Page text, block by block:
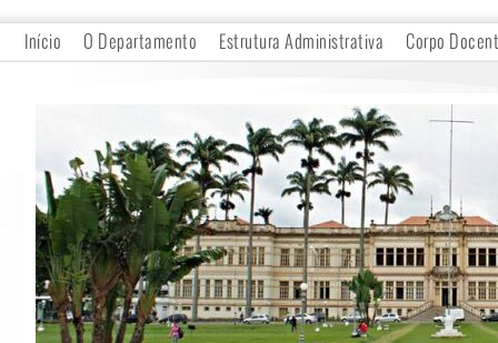
Início O Departamento Estrutura Administrativa Corpo